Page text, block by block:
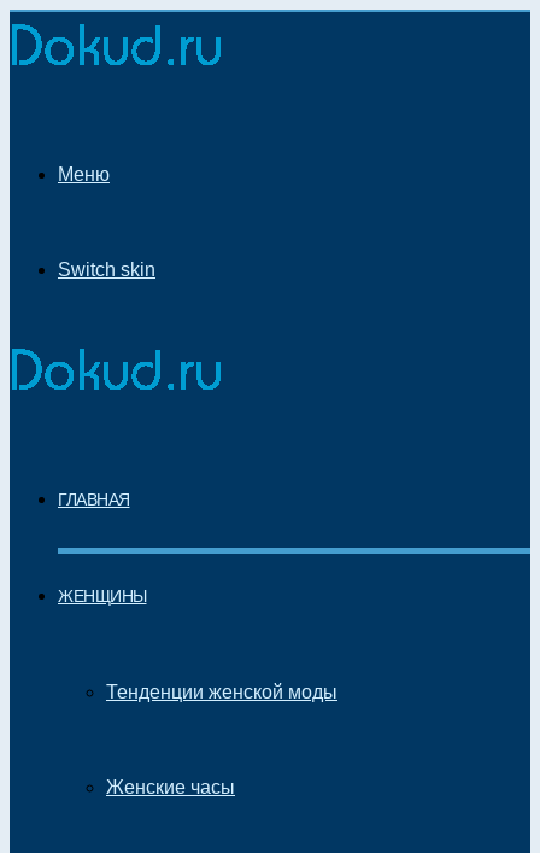
Меню
Switch skin
ГЛАВНАЯ
ЖЕНЩИНЫ
Тенденции женской моды
Женские часы